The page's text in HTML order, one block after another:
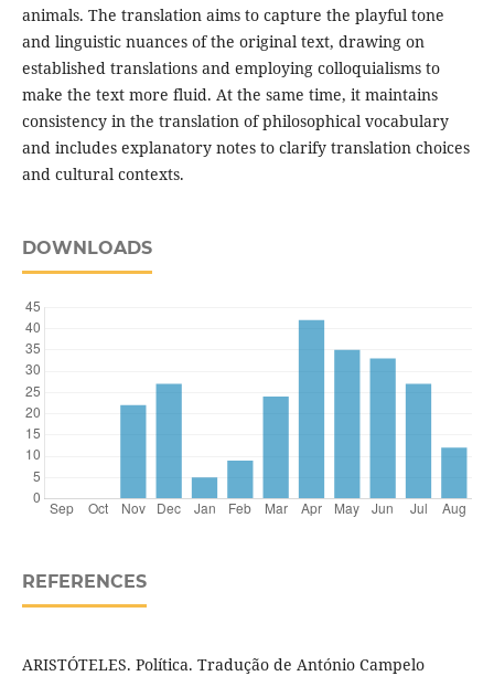
animals. The translation aims to capture the playful tone
and linguistic nuances of the original text, drawing on
established translations and employing colloquialisms to
make the text more fluid. At the same time, it maintains
consistency in the translation of philosophical vocabulary
and includes explanatory notes to clarify translation choices
and cultural contexts.
DOWNLOADS
REFERENCES
ARISTÓTELES. Política. Tradução de António Campelo